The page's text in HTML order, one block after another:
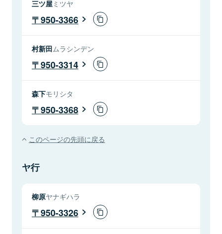
三ツ屋ミツヤ
950-3366
村新田 ムラシンデン
950-3314
森下モリシタ
950-3368
このページの先頭に戻る
ヤ行
柳原ヤナギハラ
950-3326